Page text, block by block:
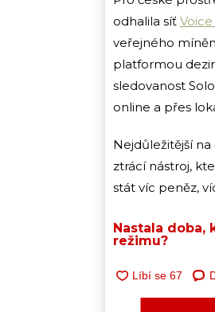
odhalila síť
veřejného
platformou
sledovanost
online a přes
Nejdůležitější
ztrácí nástroj,
stát víc peněz,
Nastala doba,
režimu?